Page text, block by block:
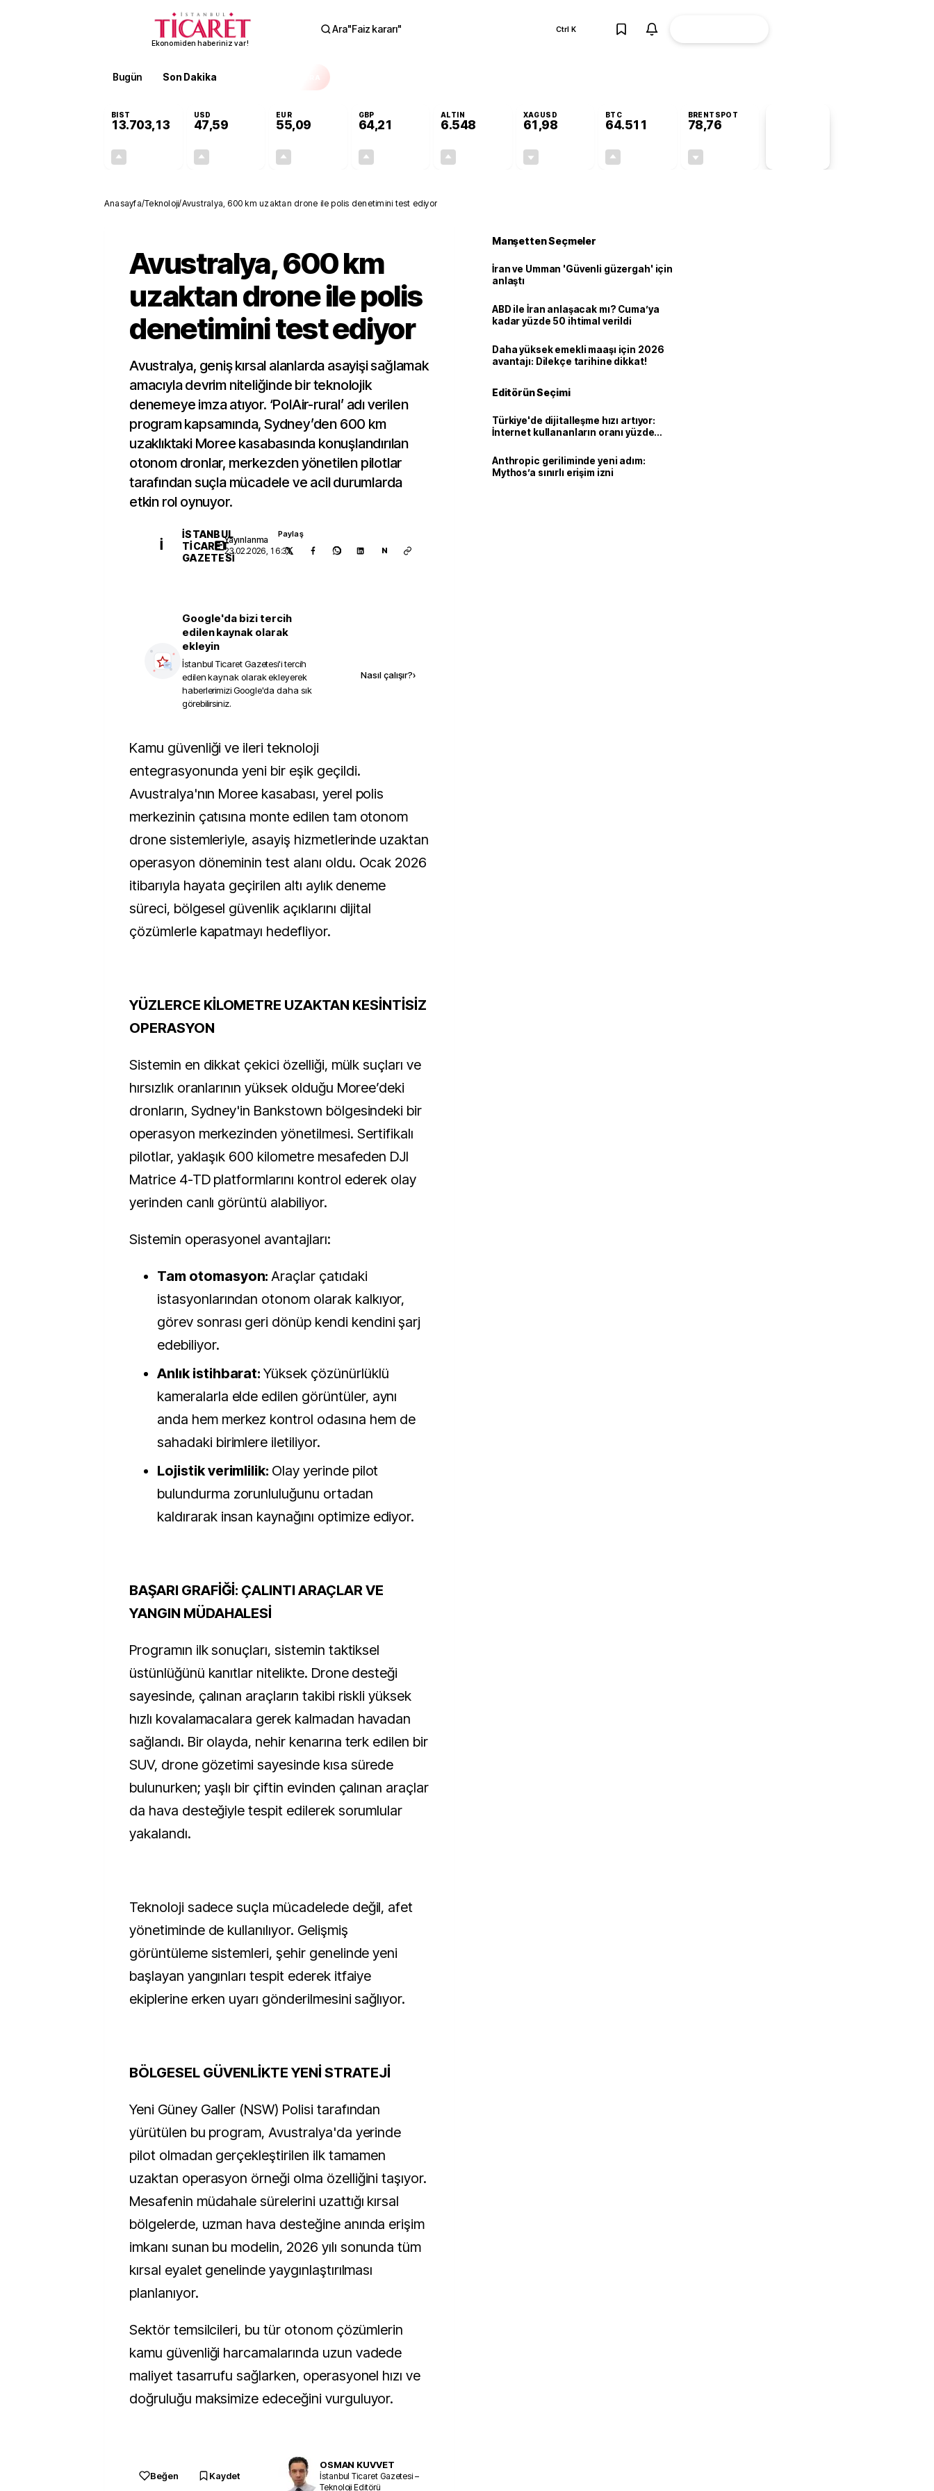
Ekonomiden haberiniz var!
Ara"Faiz kararı" Ctrl K
Bugün Son Dakika
BIST
13.703,13
USD
47,59
EUR
55,09
GBP
64,21
ALTIN
6.548
XAGUSD
61,98
BTC
64.511
BRENTSPOT
78,76
Anasayfa/Teknoloji/Avustralya, 600 km uzaktan drone ile polis denetimini test ediyor
Avustralya, 600 km
uzaktan drone ile polis
denetimini test ediyor
Avustralya, geniş kırsal alanlarda asayişi sağlamak
amacıyla devrim niteliğinde bir teknolojik
denemeye imza atıyor. ‘PolAir-rural’ adı verilen
program kapsamında, Sydney’den 600 km
uzaklıktaki Moree kasabasında konuşlandırılan
otonom dronlar, merkezden yönetilen pilotlar
tarafından suçla mücadele ve acil durumlarda
etkin rol oynuyor.
İ
İSTANBUL
TICARET
GAZETESI
Yayınlanma
23.02.2026, 16:31
Paylaş
N
Google'da bizi tercih
edilen kaynak olarak
ekleyin
İstanbul Ticaret Gazetesi'i tercih
edilen kaynak olarak ekleyerek
haberlerimizi Google'da daha sık
görebilirsiniz.
Nasıl çalışır?›
Kamu güvenliği ve ileri teknoloji
entegrasyonunda yeni bir eşik geçildi.
Avustralya'nın Moree kasabası, yerel polis
merkezinin çatısına monte edilen tam otonom
drone sistemleriyle, asayiş hizmetlerinde uzaktan
operasyon döneminin test alanı oldu. Ocak 2026
itibarıyla hayata geçirilen altı aylık deneme
süreci, bölgesel güvenlik açıklarını dijital
çözümlerle kapatmayı hedefliyor.
YÜZLERCE KİLOMETRE UZAKTAN KESİNTİSİZ
OPERASYON
Sistemin en dikkat çekici özelliği, mülk suçları ve
hırsızlık oranlarının yüksek olduğu Moree’deki
dronların, Sydney'in Bankstown bölgesindeki bir
operasyon merkezinden yönetilmesi. Sertifikalı
pilotlar, yaklaşık 600 kilometre mesafeden DJI
Matrice 4-TD platformlarını kontrol ederek olay
yerinden canlı görüntü alabiliyor.
Sistemin operasyonel avantajları:
Tam otomasyon:Araçlar çatıdaki
istasyonlarından otonom olarak kalkıyor,
görev sonrası geri dönüp kendi kendini şarj
edebiliyor.
Anlık istihbarat:Yüksek çözünürlüklü
kameralarla elde edilen görüntüler, aynı
anda hem merkez kontrol odasına hem de
sahadaki birimlere iletiliyor.
Lojistik verimlilik: Olay yerinde pilot
bulundurma zorunluluğunu ortadan
kaldırarak insan kaynağını optimize ediyor.
BAŞARI GRAFİĞİ: ÇALINTI ARAÇLAR VE
YANGIN MÜDAHALESİ
Programın ilk sonuçları, sistemin taktiksel
üstünlüğünü kanıtlar nitelikte. Drone desteği
sayesinde, çalınan araçların takibi riskli yüksek
hızlı kovalamacalara gerek kalmadan havadan
sağlandı. Bir olayda, nehir kenarına terk edilen bir
SUV, drone gözetimi sayesinde kısa sürede
bulunurken; yaşlı bir çiftin evinden çalınan araçlar
da hava desteğiyle tespit edilerek sorumlular
yakalandı.
Teknoloji sadece suçla mücadelede değil, afet
yönetiminde de kullanılıyor. Gelişmiş
görüntüleme sistemleri, şehir genelinde yeni
başlayan yangınları tespit ederek itfaiye
ekiplerine erken uyarı gönderilmesini sağlıyor.
BÖLGESEL GÜVENLİKTE YENİ STRATEJİ
Yeni Güney Galler (NSW) Polisi tarafından
yürütülen bu program, Avustralya'da yerinde
pilot olmadan gerçekleştirilen ilk tamamen
uzaktan operasyon örneği olma özelliğini taşıyor.
Mesafenin müdahale sürelerini uzattığı kırsal
bölgelerde, uzman hava desteğine anında erişim
imkanı sunan bu modelin, 2026 yılı sonunda tüm
kırsal eyalet genelinde yaygınlaştırılması
planlanıyor.
Sektör temsilcileri, bu tür otonom çözümlerin
kamu güvenliği harcamalarında uzun vadede
maliyet tasarrufu sağlarken, operasyonel hızı ve
doğruluğu maksimize edeceğini vurguluyor.
Beğen Kaydet
OSMAN KUVVET
İstanbul Ticaret Gazetesi –
Teknoloji Editörü
Manşetten Seçmeler
İran ve Umman 'Güvenli güzergah' için
anlaştı
ABD ile İran anlaşacak mı? Cuma’ya
kadar yüzde 50 ihtimal verildi
Daha yüksek emekli maaşı için 2026
avantajı: Dilekçe tarihine dikkat!
Editörün Seçimi
Türkiye'de dijitalleşme hızı artıyor:
İnternet kullananların oranı yüzde
Anthropic geriliminde yeni adım:
Mythos’a sınırlı erişim izni